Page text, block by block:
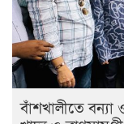
বাঁশখালীতে বন্যা